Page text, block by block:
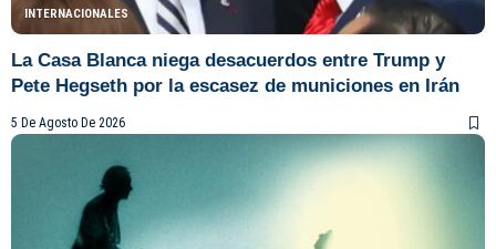
INTERNACIONALES
La Casa Blanca niega desacuerdos entre Trump y
Pete Hegseth por la escasez de municiones en Irán
5 De Agosto De 2026